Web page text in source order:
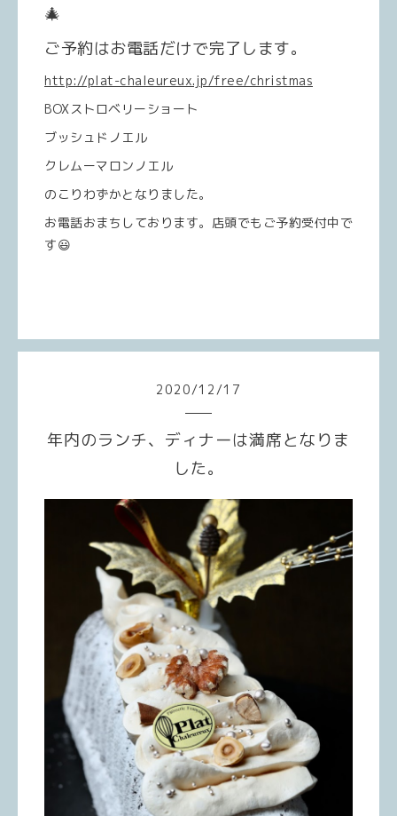
🎄
ご予約はお電話だけで完了します。
http://plat-chaleureux.jp/free/christmas
BOXストロベリーショート
ブッシュドノエル
クレムーマロンノエル
のこりわずかとなりました。
お電話おまちしております。店頭でもご予約受付中で
す😃
2020/12 /17
年内のランチ、ディナーは満席となりま
した。